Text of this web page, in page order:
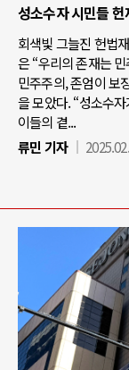
성소수자 시민들
회색빛 그늘진 헌법
은 “우리의 존재는
민주주의, 존엄이 보
을 모았다. “성소수
이들의 곁...
류민 기자